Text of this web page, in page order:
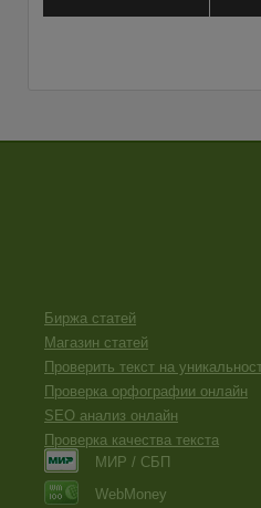
Биржа статей
Магазин статей
Проверить текст на
Проверка орфографии онлайн
SEO анализ онлайн
Проверка качества текста
МИР / СБП
WebMoney